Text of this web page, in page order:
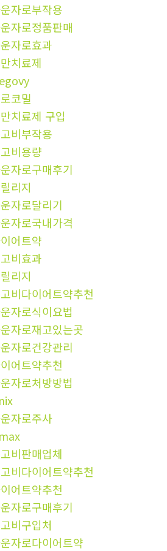
자로부작용
자로정품판매
자로효과
치료제
코밀
치료제 구입
비부작용
비용량
자로구매후기
리지
자로달리기
자로국내가격
어트약
비효과
리지
비다이어트약추천
자로식이요법
자로재고있는곳
자로건강관리
어트약추천
자로처방방법
자로주사
비판매업체
비다이어트약추천
어트약추천
자로구매후기
비구입처
자로다이어트약